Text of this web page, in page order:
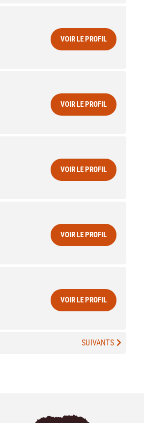
VOIR LE PROFIL
VOIR LE PROFIL
VOIR LE PROFIL
VOIR LE PROFIL
VOIR LE PROFIL
SUIVANTS